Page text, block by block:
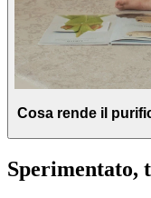
Cosa rende il
Sperimentato,